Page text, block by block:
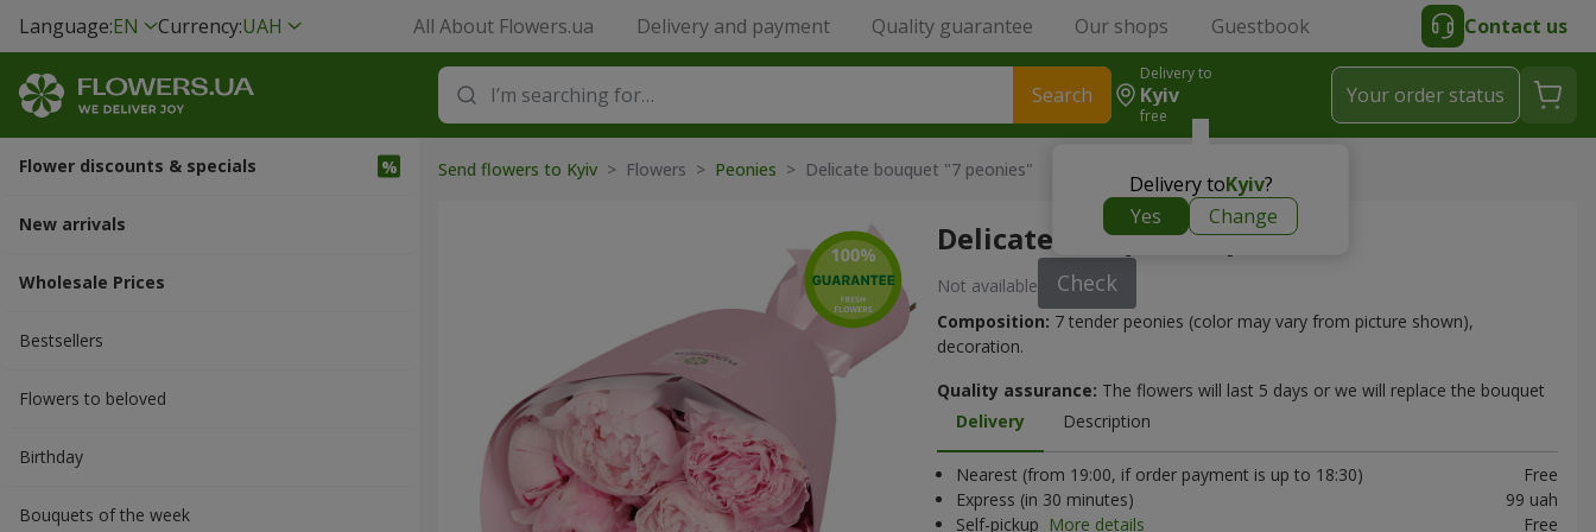
Language:EN Currency:UAH All About Flowers.ua Delivery and payment Quality guarantee Our shops Guestbook Contact us
Search
Delivery to
Kyiv
free
Delivery toKyiv?
Yes
Change
Your order status
Flower discounts & specials
New arrivals
Wholesale Prices
Bestsellers
Flowers to beloved
Вirthday
Bouquets of the week
Send flowers to Kyiv > Flowers > Peonies > Delicate bouquet "7 peonies"
Delicate bouquet "7 peonies"
Not available Check
Composition: 7 tender peonies (color may vary from picture shown),
decoration.
Quality assurance: The flowers will last 5 days or we will replace the bouquet
Delivery
Description
Nearest (from 19:00, if order payment is up to 18:30)
Free
Express (in 30 minutes)
99 uah
Self-pickup More details Free